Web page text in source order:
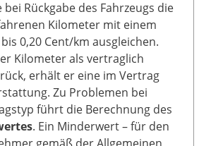
Rückgabe des Fahrzeugs die
Kilometer mit einem
0,20 Cent/km ausgleichen.
Kilometer als vertraglich
erhält er eine im Vertrag
Zu Problemen bei
führt die Berechnung des
. Ein Minderwert – für den